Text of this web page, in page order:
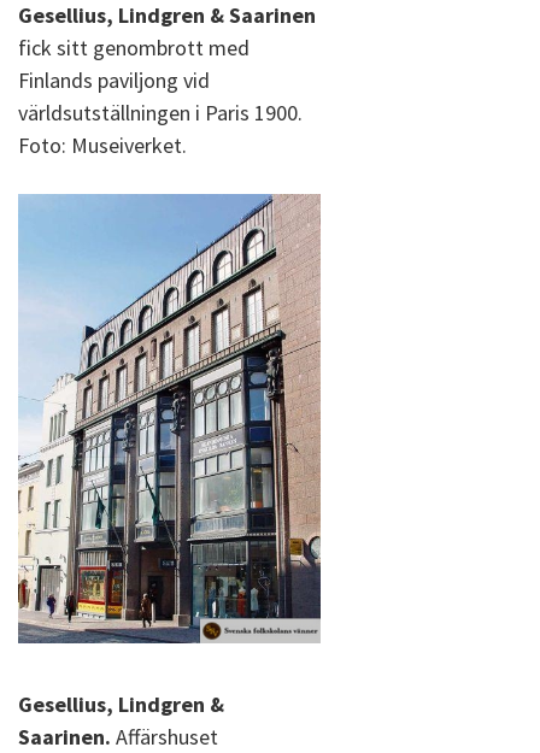
Gesellius, Lindgren & Saarinen
fick sitt genombrott med
Finlands paviljong vid
världsutställningen i Paris 1900.
Foto: Museiverket.
Gesellius, Lindgren &
Saarinen. Affärshuset